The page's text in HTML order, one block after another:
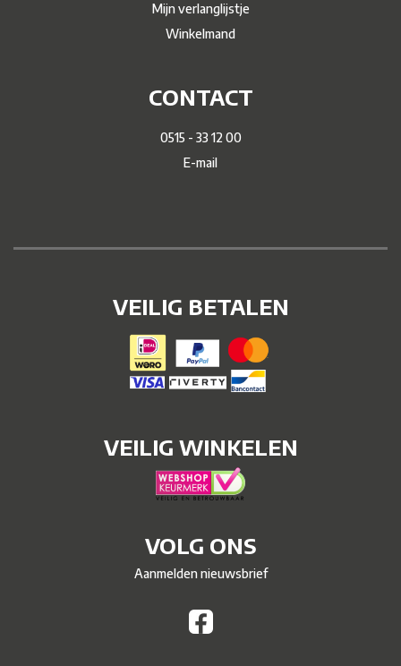
Mijn verlanglijstje
Winkelmand
CONTACT
0515 - 33 12 00
E-mail
VEILIG BETALEN
VEILIG WINKELEN
VOLG ONS
Aanmelden nieuwsbrief